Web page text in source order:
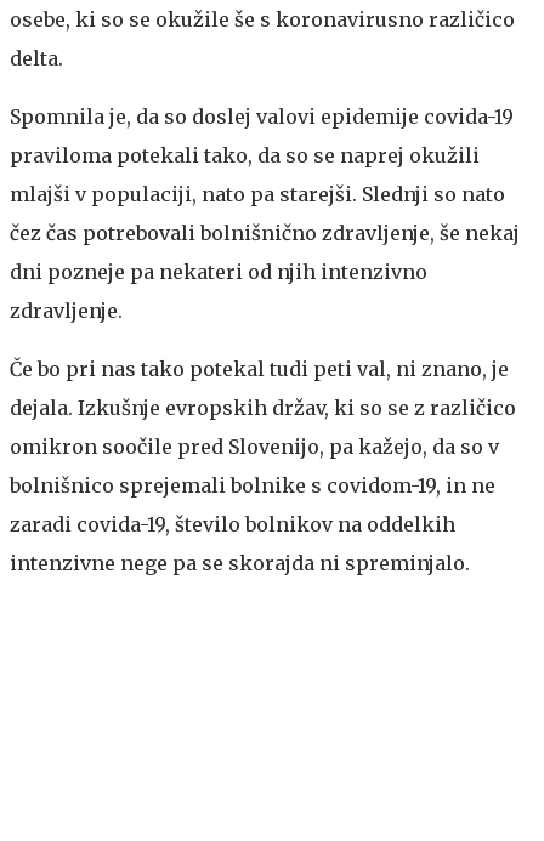
osebe, ki so se okužile še s koronavirusno različico
delta.
Spomnila je, da so doslej valovi epidemije covida-19
praviloma potekali tako, da so se naprej okužili
mlajši v populaciji, nato pa starejši. Slednji so nato
čez čas potrebovali bolnišnično zdravljenje, še nekaj
dni pozneje pa nekateri od njih intenzivno
zdravljenje.
Če bo pri nas tako potekal tudi peti val, ni znano, je
dejala. Izkušnje evropskih držav, ki so se z različico
omikron soočile pred Slovenijo, pa kažejo, da so v
bolnišnico sprejemali bolnike s covidom-19, in ne
zaradi covida-19, število bolnikov na oddelkih
intenzivne nege pa se skorajda ni spreminjalo.